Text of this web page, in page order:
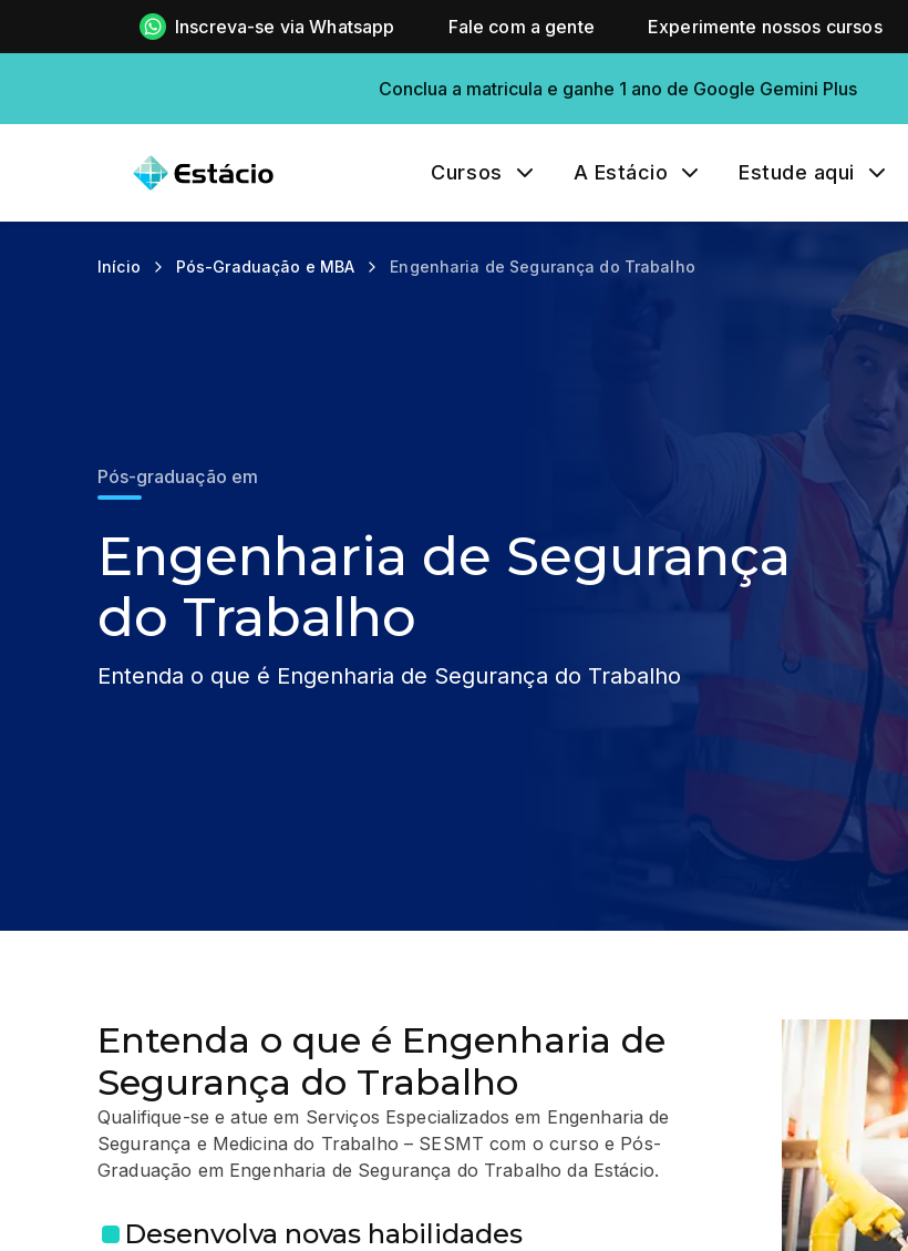
Inscreva-se via Whatsapp Fale com a gente Experimente nossos cursos
Conclua a matricula e ganhe 1 ano de Google Gemini Plus
Cursos A Estácio Estude aqui
Início Pós-Graduação e MBA Engenharia de Segurança do Trabalho
Pós-graduação em
Engenharia de Segurança
do Trabalho
Entenda o que é Engenharia de Segurança do Trabalho
Entenda o que é Engenharia de
Segurança do Trabalho
Qualifique-se e atue em Serviços Especializados em Engenharia de
Segurança e Medicina do Trabalho – SESMT com o curso e Pós-
Graduação em Engenharia de Segurança do Trabalho da Estácio.
Desenvolva novas habilidades